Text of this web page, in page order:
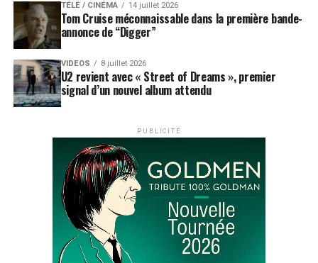
TÉLÉ / CINÉMA 14 juillet 2026
Tom Cruise méconnaissable dans la première bande-
annonce de “Digger”
VIDEOS 8 juillet 2026
U2 revient avec « Street of Dreams », premier
signal d’un nouvel album attendu
PUBLICITÉ